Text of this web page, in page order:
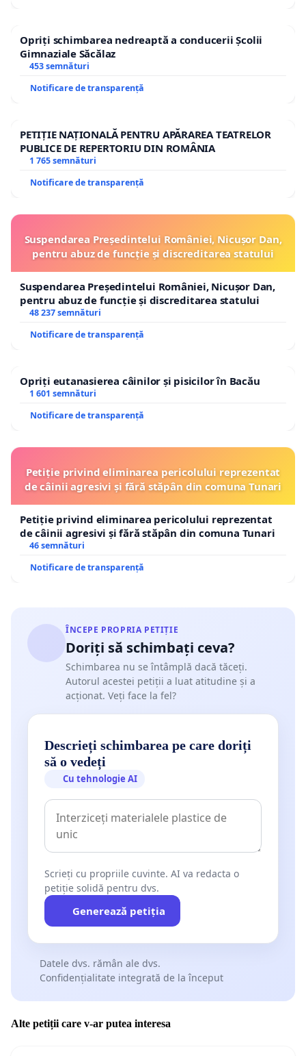
Opriți schimbarea nedreaptă a conducerii Școlii
Gimnaziale Săcălaz
453 semnături
Notificare de transparență
PETIȚIE NAȚIONALĂ PENTRU APĂRAREA TEATRELOR
PUBLICE DE REPERTORIU DIN ROMÂNIA
1 765 semnături
Notificare de transparență
Suspendarea Președintelui României, Nicușor Dan,
pentru abuz de funcție și discreditarea statului
Suspendarea Președintelui României, Nicușor Dan,
pentru abuz de funcție și discreditarea statului
48 237 semnături
Notificare de transparență
Opriți eutanasierea câinilor și pisicilor în Bacău
1 601 semnături
Notificare de transparență
Petiție privind eliminarea pericolului reprezentat
de câinii agresivi și fără stăpân din comuna Tunari
Petiție privind eliminarea pericolului reprezentat
de câinii agresivi și fără stăpân din comuna Tunari
46 semnături
Notificare de transparență
ÎNCEPE PROPRIA PETIȚIE
Doriți să schimbați ceva?
Schimbarea nu se întâmplă dacă tăceți.
Autorul acestei petiții a luat atitudine și a
acționat. Veți face la fel?
Descrieți schimbarea pe care doriți
să o vedeți
Cu tehnologie AI
Scrieți cu propriile cuvinte. AI va redacta o
petiție solidă pentru dvs.
Generează petiția
Datele dvs. rămân ale dvs.
Confidențialitate integrată de la început
Alte petiții care v-ar putea interesa